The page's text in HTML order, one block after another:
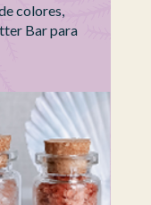
colores,
Bar para